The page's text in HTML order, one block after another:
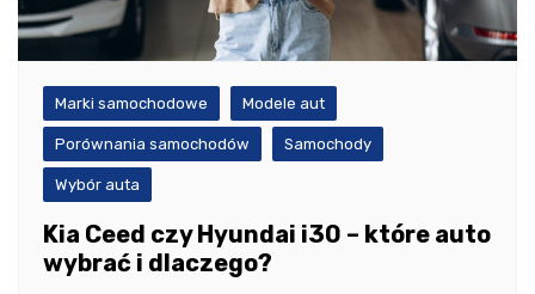
Marki samochodowe Modele aut
Porównania samochodów Samochody
Wybór auta
Kia Ceed czy Hyundai i30 – które auto
wybrać i dlaczego?